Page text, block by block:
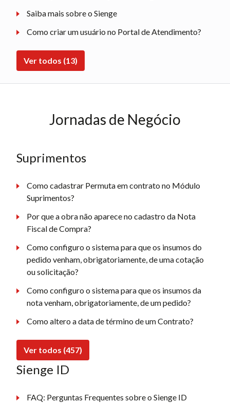
Saiba mais sobre o Sienge
Como criar um usuário no Portal de Atendimento?
Ver todos (13)
Jornadas de Negócio
Suprimentos
Como cadastrar Permuta em contrato no Módulo
Suprimentos?
Por que a obra não aparece no cadastro da Nota
Fiscal de Compra?
Como configuro o sistema para que os insumos do
pedido venham, obrigatoriamente, de uma cotação
ou solicitação?
Como configuro o sistema para que os insumos da
nota venham, obrigatoriamente, de um pedido?
Como altero a data de término de um Contrato?
Ver todos (457)
Sienge ID
FAQ: Perguntas Frequentes sobre o Sienge ID